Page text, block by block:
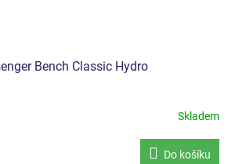
Bench Classic Hydro
Skladem
Do košíku